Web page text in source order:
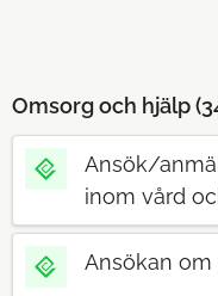
Omsorg och hjälp (
Ansök/
inom vård
Ansökan